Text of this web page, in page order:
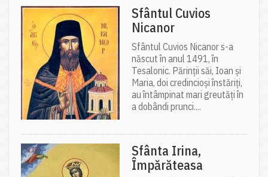
Sfântul Cuvios
Nicanor
Sfântul Cuvios Nicanor s-a
născut în anul 1491, în
Tesalonic. Părinții săi, Ioan și
Maria, doi credincioși înstăriți,
au întâmpinat mari greutăți în
a dobândi prunci....
Sfânta Irina,
Împărăteasa